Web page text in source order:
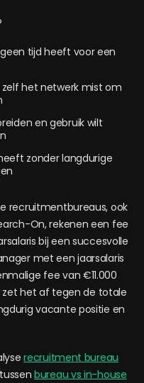
tijd heeft voor een
zelf het netwerk mist om
en gebruik wilt
zonder langdurige
recruitmentbureaus, ook
On, rekenen een fee
bij een succesvolle
met een jaarsalaris
fee van €11.000
zet het af tegen de totale
vacante positie en
recruitment bureau
bureau vs in-house